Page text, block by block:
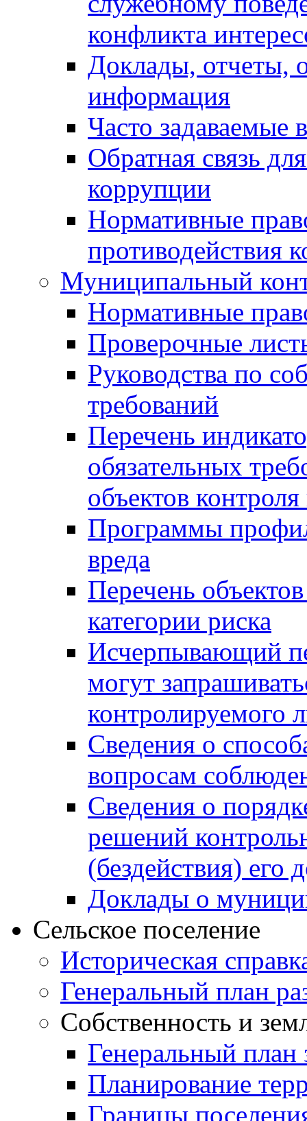
конфликта
Доклады, отчеты,
информация
Часто задаваемые
Обратная связь
коррупции
Нормативные
противодействия
Муниципальный
Нормативные
Проверочные
Руководства по
требований
Перечень
обязательных
объектов
Программы
вреда
Перечень
категории риска
Исчерпывающий
могут
контролируемого
Сведения о
вопросам
Сведения о
решений
(бездействия)
Доклады о
Сельское поселение
Историческая
Генеральный план
Собственность и
Генеральный план
Планирование
Границы